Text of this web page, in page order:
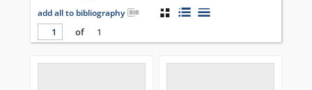
add all to bibliography
of
1